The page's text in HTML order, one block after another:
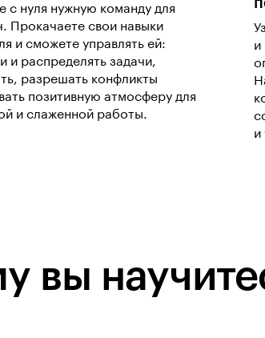
с нуля нужную команду для
Прокачаете свои навыки
и сможете управлять ей:
и распределять задачи,
разрешать конфликты
позитивную атмосферу для
и слаженной работы.
и
и
вы